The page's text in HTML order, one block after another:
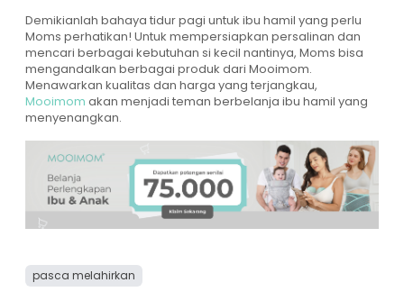
Demikianlah bahaya tidur pagi untuk ibu hamil yang perlu
Moms perhatikan! Untuk mempersiapkan persalinan dan
mencari berbagai kebutuhan si kecil nantinya, Moms bisa
mengandalkan berbagai produk dari Mooimom.
Menawarkan kualitas dan harga yang terjangkau,
Mooimom akan menjadi teman berbelanja ibu hamil yang
menyenangkan.
pasca melahirkan